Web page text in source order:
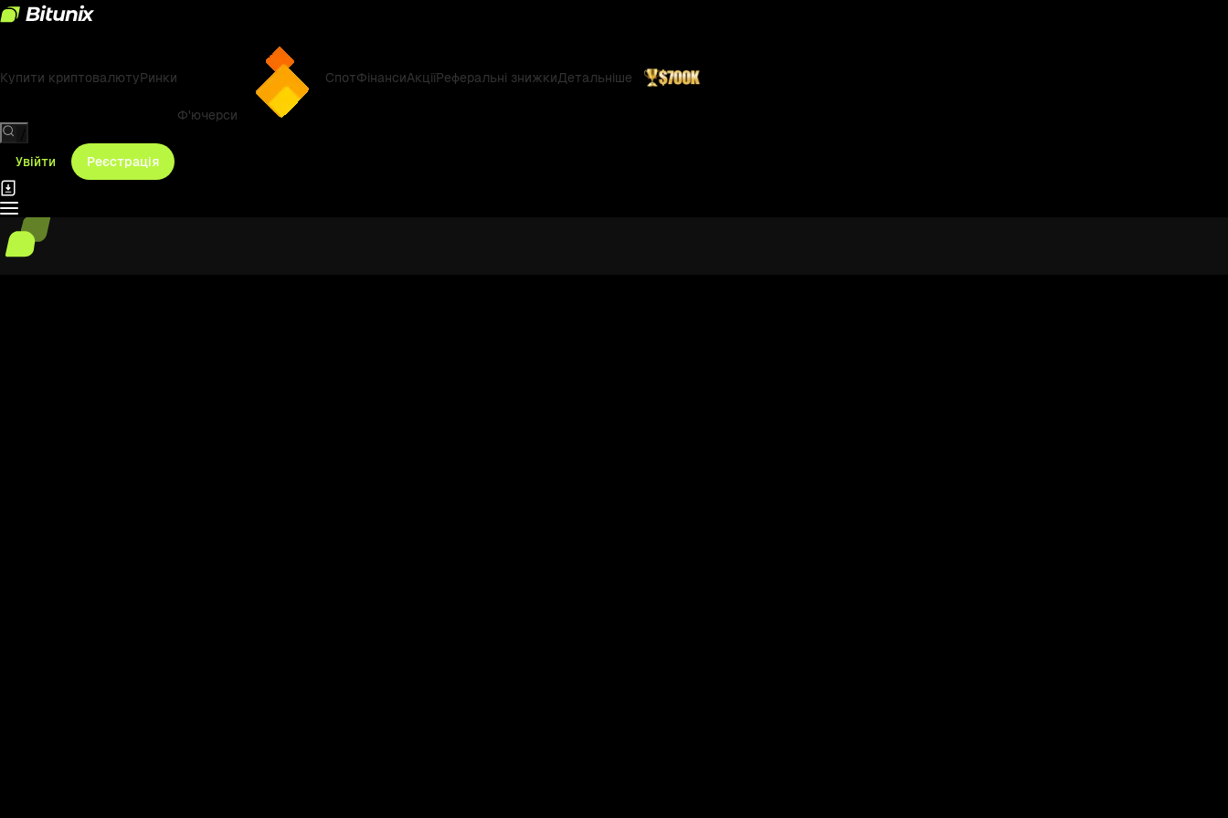
Купити криптовалютуРинки
Ф'ючерси
СпотФінансиАкціїРеферальні знижкиДетальніше
Увійти
Реєстрація